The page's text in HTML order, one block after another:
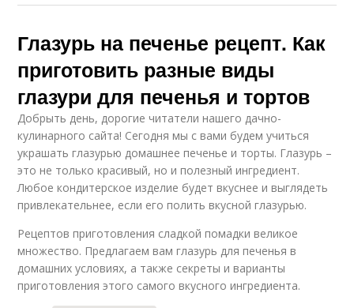
Глазурь на печенье рецепт. Как
приготовить разные виды
глазури для печенья и тортов
Добрыть день, дорогие читатели нашего дачно-
кулинарного сайта! Сегодня мы с вами будем учиться
украшать глазурью домашнее печенье и торты. Глазурь –
это не только красивый, но и полезный ингредиент.
Любое кондитерское изделие будет вкуснее и выглядеть
привлекательнее, если его полить вкусной глазурью.
Рецептов приготовления сладкой помадки великое
множество. Предлагаем вам глазурь для печенья в
домашних условиях, а также секреты и варианты
приготовления этого самого вкусного ингредиента.